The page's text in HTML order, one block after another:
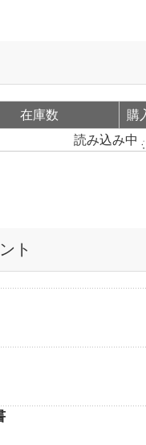
在庫数
購
読み込み中
ト